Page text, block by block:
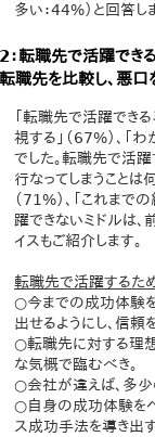
多い：44%）と回答し
2：転職先で活躍でき
転職先を比較し、悪口
「転職先で活躍できる
視する」（67%）、「
でした。転職先で活
行なってしまうことは
（71%）、「これま
躍できないミドルは
イスもご紹介します。
転職先で活躍するた
○今までの成功体験を
出せるようにし、信頼
○転職先に対する理想
な気概で臨むべき。
○会社が違えば、多少
○自身の成功体験を
ス成功手法を導き出